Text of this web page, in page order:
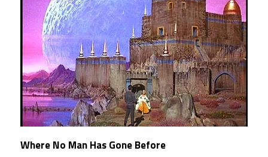
Where No Man Has Gone Before